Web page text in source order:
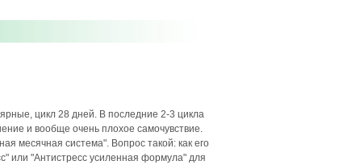
цикл 28 дней. В последние 2-3 цикла
и вообще очень плохое самочувствие.
месячная система". Вопрос такой: как его
или "Антистресс усиленная формула" для